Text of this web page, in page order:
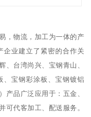
，物流，加工为一体的产
企业建立了紧密的合作关
、台湾尚兴、宝钢青山、
、宝钢彩涂板、宝钢镀铝
产品广泛应用于：五金、
可代客加工、配送服务。